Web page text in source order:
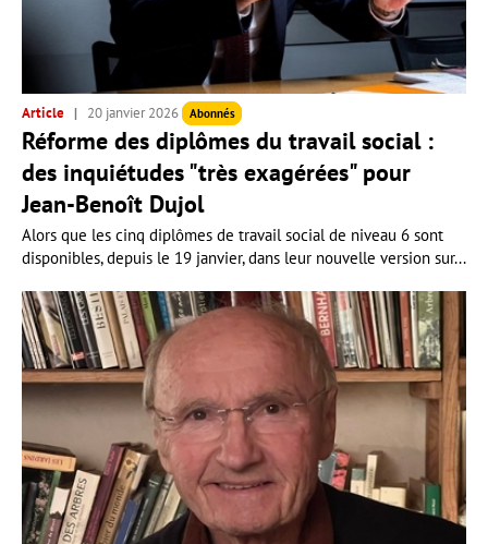
Article 20 janvier 2026 Abonnés
Réforme des diplômes du travail social :
des inquiétudes "très exagérées" pour
Jean-Benoît Dujol
Alors que les cinq diplômes de travail social de niveau 6 sont
disponibles, depuis le 19 janvier, dans leur nouvelle version sur...